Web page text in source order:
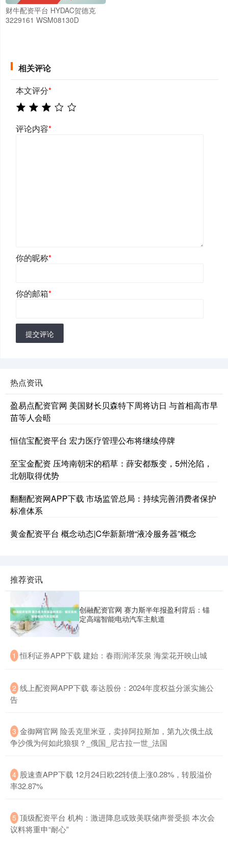
财牛配资平台 HYDAC贺德克
3229161 WSM08130D
相关评论
本文评分*
评论内容*
你的昵称*
你的邮箱*
提交评论
热点资讯
盈易点配资官网 美国财长贝森特下周将访日 与首相高市早
苗等人会晤
恒信宝配资平台 宏力医疗管理公布将继续停牌
至宝金配资 压垮南朝宋的稻草：薛安都叛变，5州沦陷，
北朝取得优势
翻翻配资网APP下载 市场监管总局：持续完善消费者保护
标准体系
黄金配资平台 概念动态|C华新新增“液冷服务器”概念
推荐资讯
创融配资官网 赛力斯半年报盈利背后：锚
定高端智能电动汽车主航道
1 ​恒利证券APP下载 建始：春雨润泽茨泉 海棠花开映山城
2 ​线上配资网APP下载 泰达股份：2024年度权益分派实施公
告
3 ​金御网官网 险丢克里米亚，卖掉阿拉斯加，第九次俄土战
争沙俄为何如此狼狈？_俄国_尼古拉一世_法国
4 ​股速查APP下载 12月24日欧22转债上涨0.28%，转股溢价
率32.87%
5 ​顶级配资平台 机构：激进降息或致美联储声誉受损 本次会
议料将重申“耐心”